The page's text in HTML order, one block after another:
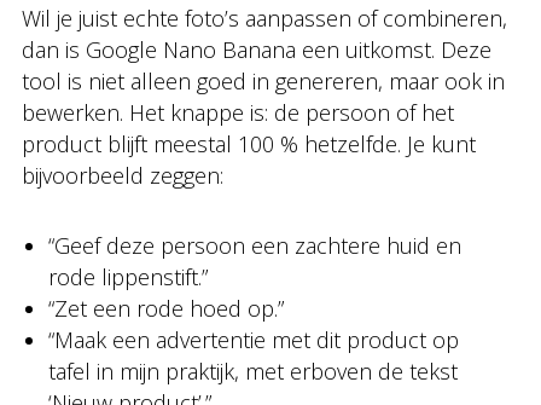
Wil je juist echte foto’s aanpassen of combineren,
dan is Google Nano Banana een uitkomst. Deze
tool is niet alleen goed in genereren, maar ook in
bewerken. Het knappe is: de persoon of het
product blijft meestal 100 % hetzelfde. Je kunt
bijvoorbeeld zeggen:
“Geef deze persoon een zachtere huid en
rode lippenstift.”
“Zet een rode hoed op.”
“Maak een advertentie met dit product op
tafel in mijn praktijk, met erboven de tekst